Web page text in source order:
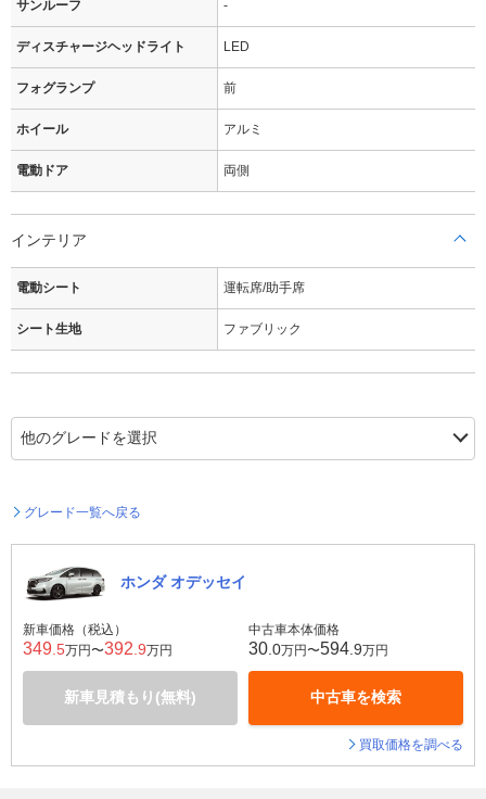
サンルーフ -
ディスチャージヘッドライト LED
フォグランプ 前
ホイール アルミ
電動ドア 両側
インテリア
電動シート 運転席/助手席
シート生地 ファブリック
グレード一覧へ戻る
ホンダ オデッセイ
新車価格（税込）
349 .5万円〜392 .9万円
新車見積もり(無料)
中古車本体価格
30 .0万円〜594 .9万円
中古車を検索
買取価格を調べる